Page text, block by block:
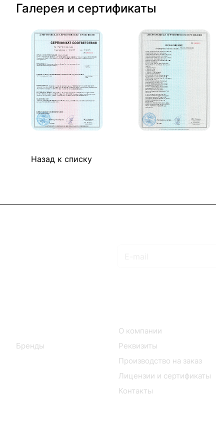
Галерея и сертификаты
Назад к списку
Бренды
О компании
Реквизиты
Производство на заказ
Лицензии и сертификаты
Контакты